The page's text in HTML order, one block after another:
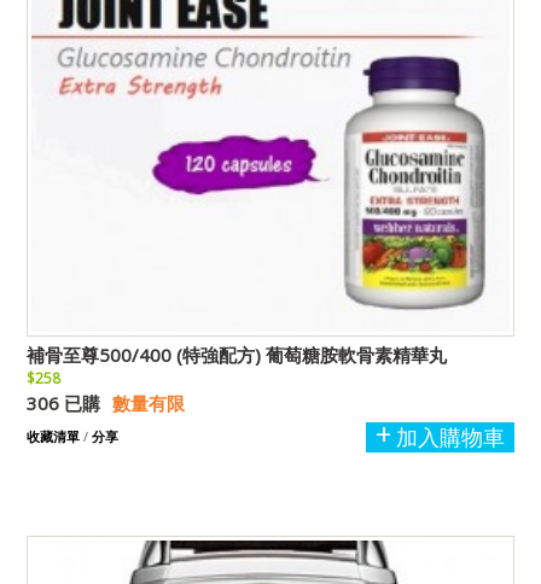
補骨至尊500/400 (特強配方) 葡萄糖胺軟骨素精華丸
$258
306 已購 數量有限
加入購物車
收藏清單 / 分享